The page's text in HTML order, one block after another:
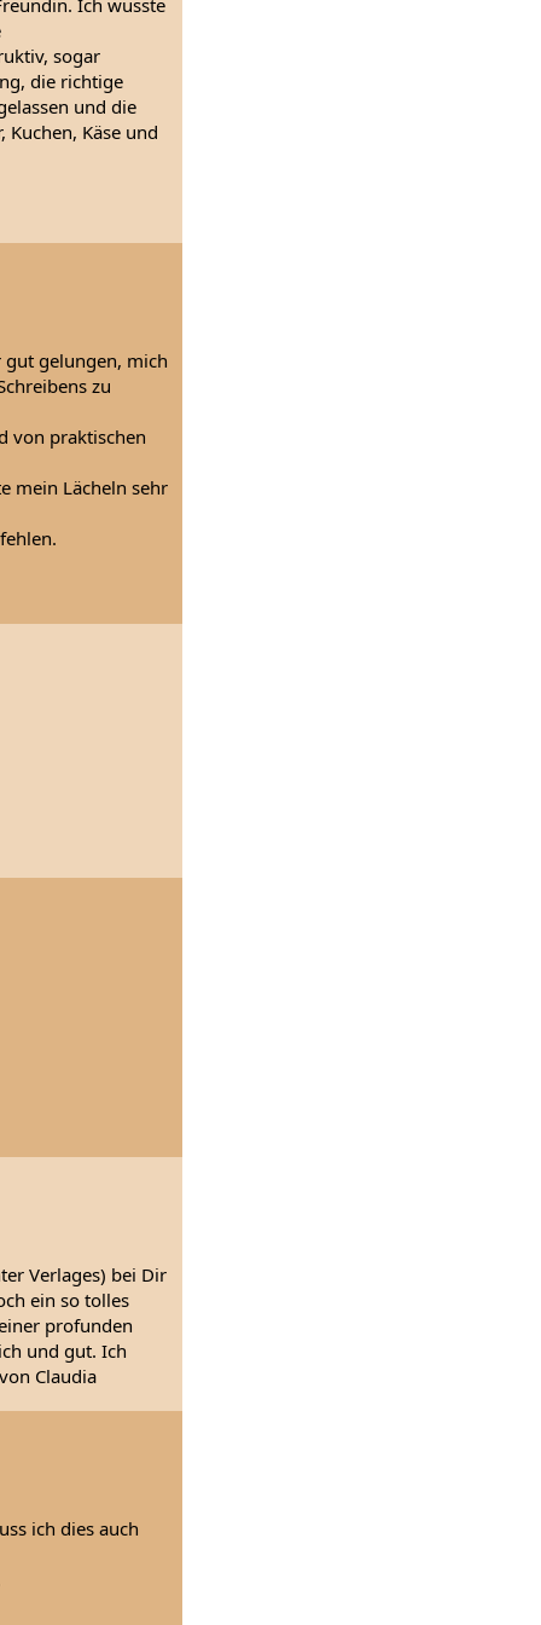
Ich wusste
sogar
die richtige
und die
Käse und
gut gelungen, mich
zu
von praktischen
mein Lächeln sehr
Verlages) bei Dir
ein so tolles
profunden
und gut. Ich
Claudia
ich dies auch